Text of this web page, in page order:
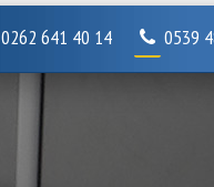
0262 641 40 14 0539